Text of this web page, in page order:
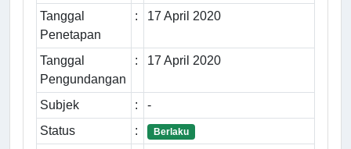
Tanggal
Penetapan
: 17 April 2020
Tanggal
Pengundangan
: 17 April 2020
Subjek :
-
Status
: Berlaku